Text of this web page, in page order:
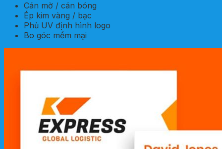
Cán mờ / cán bóng
Ép kim vàng / bạc
Phủ UV định hình logo
Bo góc mềm mại